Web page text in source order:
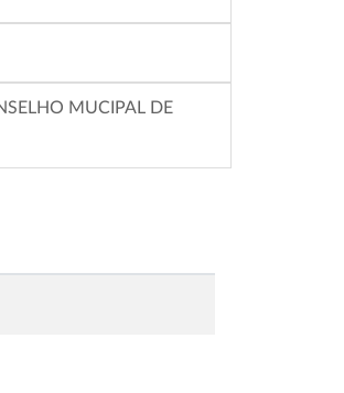
MUCIPAL DE